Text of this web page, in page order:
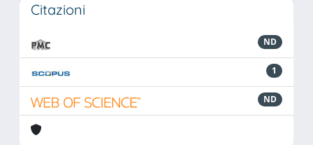
Citazioni
ND
1
ND